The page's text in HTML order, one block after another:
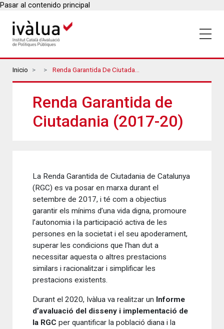
Pasar al contenido principal
Breadcrumbs
Inicio Renda Garantida De Ciutadania (2017-20)
Renda Garantida de
Ciutadania (2017-20)
La Renda Garantida de Ciutadania de Catalunya
(RGC) es va posar en marxa durant el
setembre de 2017, i té com a objectius
garantir els mínims d’una vida digna, promoure
l’autonomia i la participació activa de les
persones en la societat i el seu apoderament,
superar les condicions que l’han dut a
necessitar aquesta o altres prestacions
similars i racionalitzar i simplificar les
prestacions existents.
Durant el 2020, Ivàlua va realitzar un Informe
d’avaluació del disseny i implementació de
la RGC per quantificar la població diana i la